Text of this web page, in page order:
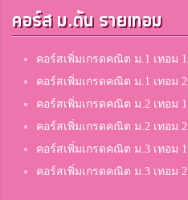
คอร์ส ม.ต้น รายเทอม
คอร์สเพิ่มเกรดคณิต ม.1 เทอม 1
คอร์สเพิ่มเกรดคณิต ม.1 เทอม 2
คอร์สเพิ่มเกรดคณิต ม.2 เทอม 1
คอร์สเพิ่มเกรดคณิต ม.2 เทอม 2
คอร์สเพิ่มเกรดคณิต ม.3 เทอม 1
คอร์สเพิ่มเกรดคณิต ม.3 เทอม 2